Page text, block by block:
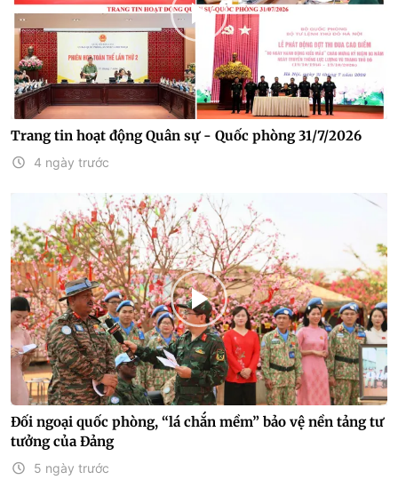
Trang tin hoạt động Quân sự - Quốc phòng 31/7/2026
4 ngày trước
Đối ngoại quốc phòng, “lá chắn mềm” bảo vệ nền tảng tư
tưởng của Đảng
5 ngày trước